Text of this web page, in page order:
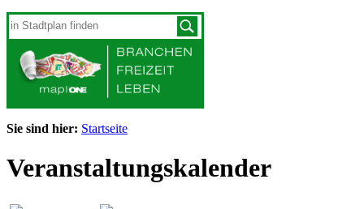
Sie sind hier: Startseite
Veranstaltungskalender